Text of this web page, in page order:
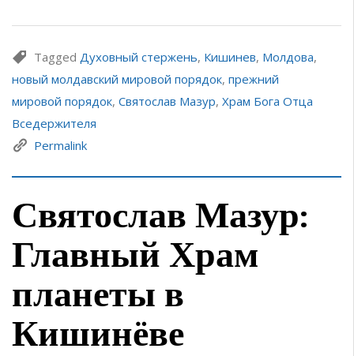
Tagged Духовный стержень, Кишинев, Молдова,
новый молдавский мировой порядок, прежний
мировой порядок, Святослав Мазур, Храм Бога Отца
Вседержителя
Permalink
Святослав Мазур:
Главный Храм
планеты в
Кишинёве